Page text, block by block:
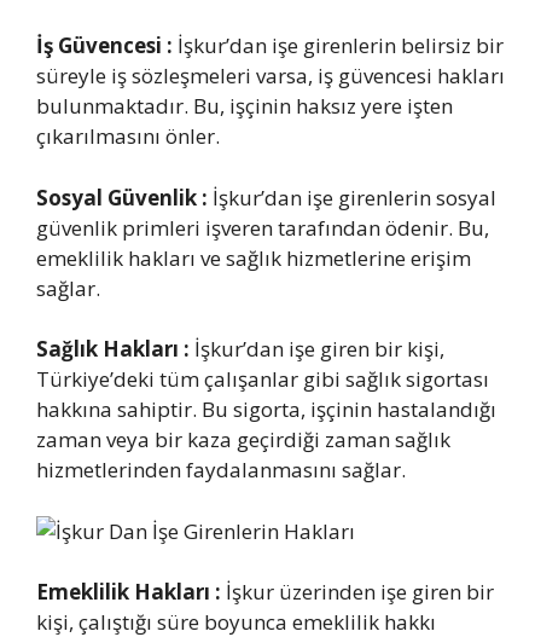
İş Güvencesi : İşkur’dan işe girenlerin belirsiz bir
süreyle iş sözleşmeleri varsa, iş güvencesi hakları
bulunmaktadır. Bu, işçinin haksız yere işten
çıkarılmasını önler.
Sosyal Güvenlik : İşkur’dan işe girenlerin sosyal
güvenlik primleri işveren tarafından ödenir. Bu,
emeklilik hakları ve sağlık hizmetlerine erişim
sağlar.
Sağlık Hakları : İşkur’dan işe giren bir kişi,
Türkiye’deki tüm çalışanlar gibi sağlık sigortası
hakkına sahiptir. Bu sigorta, işçinin hastalandığı
zaman veya bir kaza geçirdiği zaman sağlık
hizmetlerinden faydalanmasını sağlar.
Emeklilik Hakları : İşkur üzerinden işe giren bir
kişi, çalıştığı süre boyunca emeklilik hakkı